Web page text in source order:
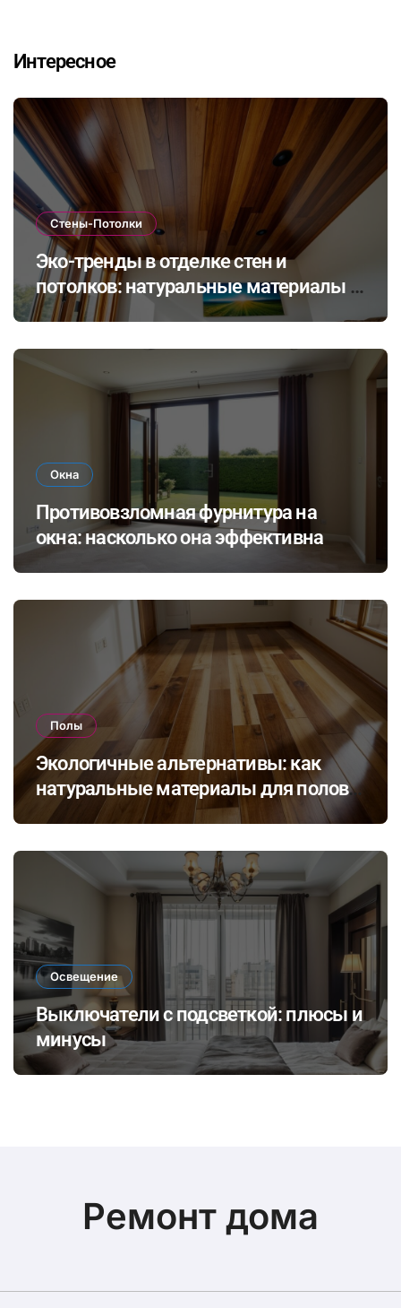
Интересное
Стены-Потолки
Эко-тренды в отделке стен и
потолков: натуральные материалы и
экологичные покрытия для
Окна
Противовзломная фурнитура на
окна: насколько она эффективна
Полы
Экологичные альтернативы: как
натуральные материалы для полов
влияют на здоровье и комфорт в
Освещение
Выключатели с подсветкой: плюсы и
минусы
Ремонт дома